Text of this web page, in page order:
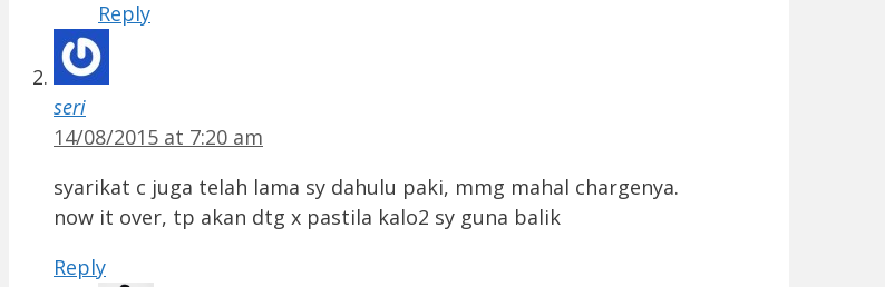
Reply
seri
14/08/2015 at 7:20 am
syarikat c juga telah lama sy dahulu paki, mmg mahal chargenya.
now it over, tp akan dtg x pastila kalo2 sy guna balik
Reply